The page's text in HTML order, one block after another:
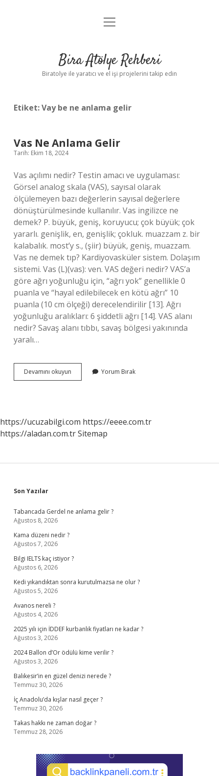
Anasayfa
Yasal Uyarı
menüyü
Bira Atölye Rehberi
Biratolye ile yaratıcı ve el işi projelerini takip edin
Etiket:Vay be ne anlama gelir
Vas Ne Anlama Gelir
Tarih: Ekim 18, 2024
Vas açılımı nedir? Testin amacı ve uygulaması:
Görsel analog skala (VAS), sayısal olarak
ölçülemeyen bazı değerlerin sayısal değerlere
dönüştürülmesinde kullanılır. Vas ingilizce ne
demek? P. büyük, geniş, koruyucu; çok büyük; çok
yararlı. genişlik, en, genişlik; çokluk. muazzam z. bir
kalabalık. most’y s., (şiir) büyük, geniş, muazzam.
Vas ne demek tıp? Kardiyovasküler sistem. Dolaşım
sistemi. Vas (L)(vas): ven. VAS değeri nedir? VAS’a
göre ağrı yoğunluğu için, “ağrı yok” genellikle 0
puanla ve “hayal edilebilecek en kötü ağrı” 10
puanla (10 cm ölçeği) derecelendirilir [13]. Ağrı
yoğunluğu aralıkları: 6 şiddetli ağrı [14]. VAS alanı
nedir? Savaş alanı tıbbı, savaş bölgesi yakınında
yaralı…
Devamını okuyun
Ne
Yorum Bırak
https://ucuzabilgi.com https://eeee.com.tr
https://aladan.com.trSitemap
Sidebar
Son Yazılar
Tabancada Gerdel ne anlama gelir ?
Ağustos 8, 2026
Kama düzeni nedir ?
Ağustos 7, 2026
Bilgi IELTS kaç istiyor ?
Ağustos 6, 2026
Kedi yıkandıktan sonra kurutulmazsa ne olur ?
Ağustos 5, 2026
Avanos nereli ?
Ağustos 4, 2026
2025 yılı için İDDEF kurbanlık fiyatları ne kadar ?
Ağustos 3, 2026
2024 Ballon d’Or ödülü kime verilir ?
Ağustos 3, 2026
Balıkesir’in en güzel denizi nerede ?
Temmuz 30, 2026
İç Anadolu’da kışlar nasıl geçer ?
Temmuz 30, 2026
Takas hakkı ne zaman doğar ?
Temmuz 28, 2026